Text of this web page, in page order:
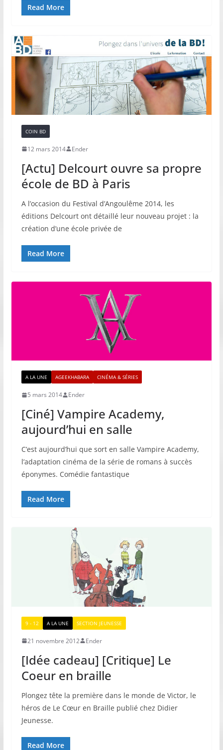
Read More
COIN BD
12 mars 2014 Ender
[Actu] Delcourt ouvre sa propre
école de BD à Paris
A l’occasion du Festival d’Angoulême 2014, les
éditions Delcourt ont détaillé leur nouveau projet : la
création d’une école privée de
Read More
A LA UNE AGEEKHABARA CINÉMA & SÉRIES
5 mars 2014 Ender
[Ciné] Vampire Academy,
aujourd’hui en salle
C’est aujourd’hui que sort en salle Vampire Academy,
l’adaptation cinéma de la série de romans à succès
éponymes. Comédie fantastique
Read More
9 - 12 A LA UNE SECTION JEUNESSE
21 novembre 2012 Ender
[Idée cadeau] [Critique] Le
Coeur en braille
Plongez tête la première dans le monde de Victor, le
héros de Le Cœur en Braille publié chez Didier
Jeunesse.
Read More